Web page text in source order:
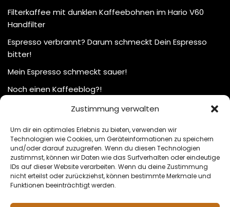
Zustimmung verwalten
Um dir ein optimales Erlebnis zu bieten, verwenden wir
Technologien wie Cookies, um Geräteinformationen zu speichern
und/oder darauf zuzugreifen. Wenn du diesen Technologien
zustimmst, können wir Daten wie das Surfverhalten oder eindeutige
IDs auf dieser Website verarbeiten. Wenn du deine Zustimmung
nicht erteilst oder zurückziehst, können bestimmte Merkmale und
Funktionen beeinträchtigt werden.
Filterkaffee mit dunklen Kaffeebohnen im Hario V60
Handfilter
Espresso verbrannt? Darum schmeckt Dein Espresso
bitter!
Mein Espresso schmeckt sauer!
Noch einen Kaffeeblog?!